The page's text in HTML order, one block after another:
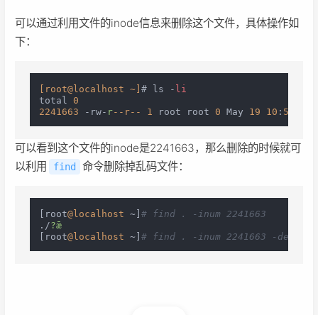
可以通过利用文件的inode信息来删除这个文件，具体操作如
下：
[root@localhost ~]# ls -li
total 0
2241663 -rw- r--r-- 1 root root 0 May 19 10 : 58
可以看到这个文件的inode是2241663，那么删除的时候就可
以利用
find 命令删除掉乱码文件：
[root@localhost ~]# find . -inum 2241663
./?ǣ
[root@localhost ~]# find . -inum 2241663 -delete